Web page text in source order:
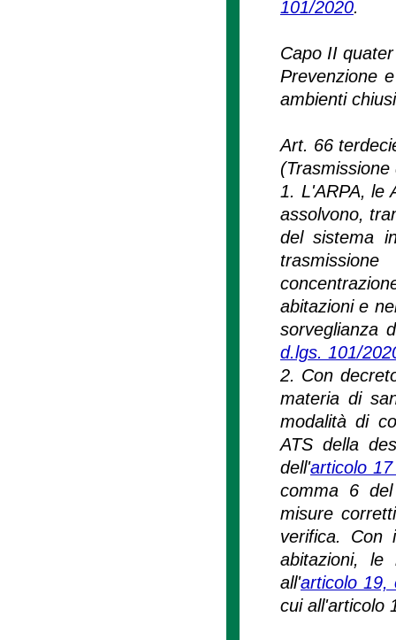
101/2020.
Capo II quater
Prevenzione
ambienti chiusi
Art. 66
1. L'ARPA, le
assolvono,
del sistema
abitazioni e
sorveglianza
d.lgs. 101/
2. Con
materia di
modalità di
ATS della
dell'articolo
comma 6 del
misure
verifica. Con
abitazioni, le
all'articolo 19,
cui all'articolo